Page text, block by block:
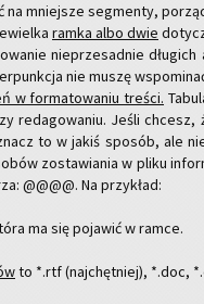
na mniej­sze seg­men­ty,
ramka albo dwie
nie­prze­sad­nie
nie muszę
w for­ma­to­wa­niu tre­ści.
re­da­go­wa­niu. Jeśli
to w jakiś spo­sób, ale
zo­sta­wia­nia w pliku
@@@@. Na przy­kład:
ma się po­ja­wić w ramce.
to *.rtf (naj­chęt­niej), *.doc,